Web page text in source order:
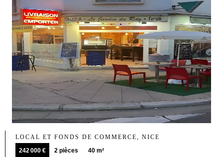
LOCAL ET FONDS DE COMMERCE, NICE
242 000 €
2 pièces 40 m²